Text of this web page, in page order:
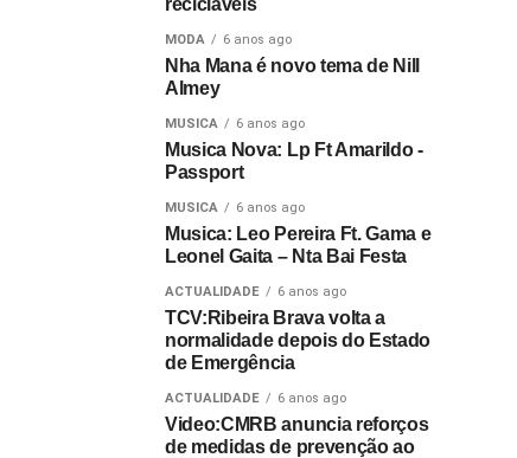
recicláveis
MODA 6 anos ago
Nha Mana é novo tema de Nill
Almey
MUSICA 6 anos ago
Musica Nova: Lp Ft Amarildo -
Passport
MUSICA 6 anos ago
Musica: Leo Pereira Ft. Gama e
Leonel Gaita – Nta Bai Festa
ACTUALIDADE 6 anos ago
TCV:Ribeira Brava volta a
normalidade depois do Estado
de Emergência
ACTUALIDADE 6 anos ago
Video:CMRB anuncia reforços
de medidas de prevenção ao